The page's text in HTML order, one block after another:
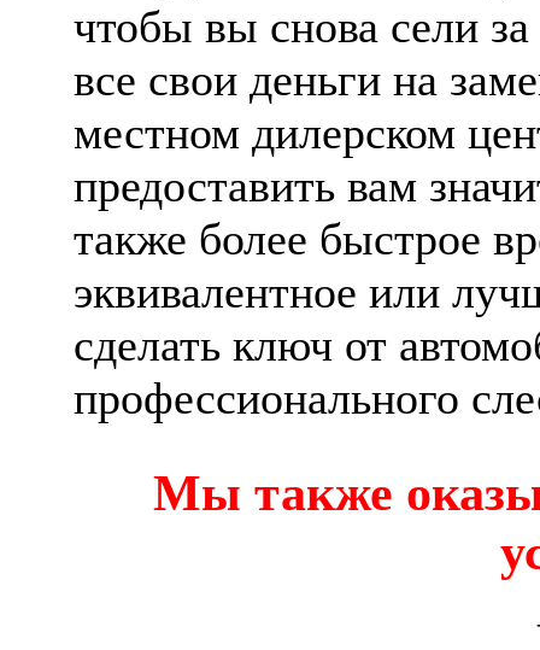
чтобы вы снова сели
все свои деньги на
местном дилерском
предоставить вам
также более быстрое
эквивалентное или
сделать ключ от
профессионального
Мы также